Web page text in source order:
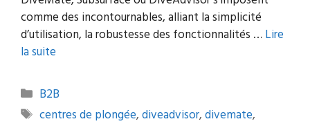
comme des incontournables, alliant la simplicité
d’utilisation, la robustesse des fonctionnalités …Lire
la suite
Catégories
B2B
Étiquettes
centres de plongée,diveadvisor,divemate,